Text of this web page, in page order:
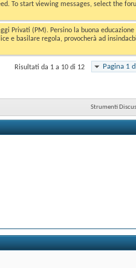
To start viewing messages, select the
Privati (PM). Persino la buona
e basilare regola, provocherà ad
Pagina 1
Risultati da 1 a 10 di 12
Strumenti